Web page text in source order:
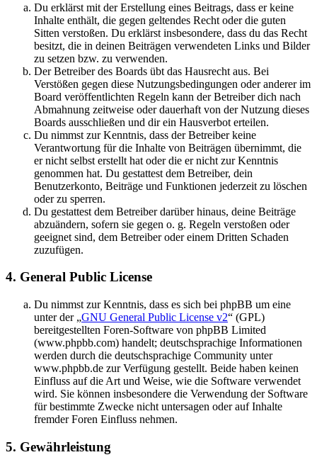
Du erklärst mit der Erstellung eines Beitrags, dass er keine
Inhalte enthält, die gegen geltendes Recht oder die guten
Sitten verstoßen. Du erklärst insbesondere, dass du das Recht
besitzt, die in deinen Beiträgen verwendeten Links und Bilder
zu setzen bzw. zu verwenden.
Der Betreiber des Boards übt das Hausrecht aus. Bei
Verstößen gegen diese Nutzungsbedingungen oder anderer im
Board veröffentlichten Regeln kann der Betreiber dich nach
Abmahnung zeitweise oder dauerhaft von der Nutzung dieses
Boards ausschließen und dir ein Hausverbot erteilen.
Du nimmst zur Kenntnis, dass der Betreiber keine
Verantwortung für die Inhalte von Beiträgen übernimmt, die
er nicht selbst erstellt hat oder die er nicht zur Kenntnis
genommen hat. Du gestattest dem Betreiber, dein
Benutzerkonto, Beiträge und Funktionen jederzeit zu löschen
oder zu sperren.
Du gestattest dem Betreiber darüber hinaus, deine Beiträge
abzuändern, sofern sie gegen o. g. Regeln verstoßen oder
geeignet sind, dem Betreiber oder einem Dritten Schaden
zuzufügen.
4. General Public License
Du nimmst zur Kenntnis, dass es sich bei phpBB um eine
unter der „GNU General Public License v2“ (GPL)
bereitgestellten Foren-Software von phpBB Limited
(www.phpbb.com) handelt; deutschsprachige Informationen
werden durch die deutschsprachige Community unter
www.phpbb.de zur Verfügung gestellt. Beide haben keinen
Einfluss auf die Art und Weise, wie die Software verwendet
wird. Sie können insbesondere die Verwendung der Software
für bestimmte Zwecke nicht untersagen oder auf Inhalte
fremder Foren Einfluss nehmen.
5. Gewährleistung